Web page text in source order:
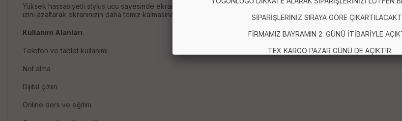
Yüksek hassasiyetli stylus ucu sayesinde ekranda gecikme yaşamadan yazı yazabilir, çizim yapabilir ve
izini azaltarak ekranınızın daha temiz kalmasına da yardımcı olur.
Kullanım Alanları
Telefon ve tablet kullanımı
Not alma
Dijital çizim
Online ders ve eğitim
SİPARİŞLERİNİZ SIRAYA GÖRE
FİRMAMIZ BAYRAMIN 2. GÜNÜ İTİBARİYLE
TEX KARGO PAZAR GÜNÜ DE AÇIKTIR.